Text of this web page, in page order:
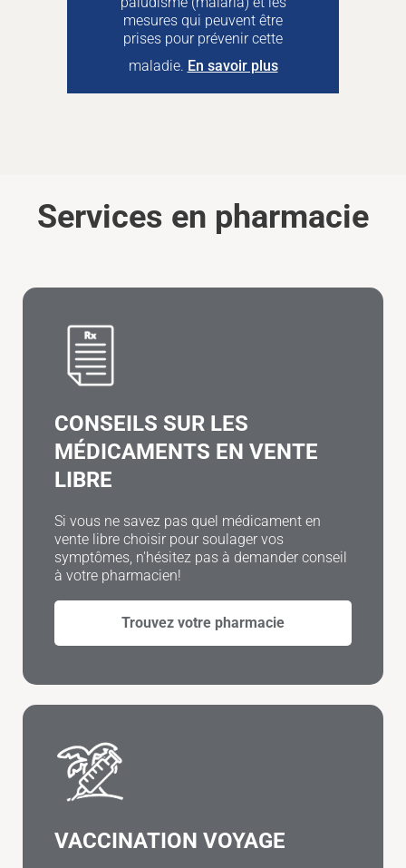
mesures qui peuvent être
prises pour prévenir cette
maladie. En savoir plus
Services en pharmacie
CONSEILS SUR LES
MÉDICAMENTS EN VENTE
LIBRE
Si vous ne savez pas quel médicament en
vente libre choisir pour soulager vos
symptômes, n'hésitez pas à demander conseil
à votre pharmacien!
Trouvez votre pharmacie
VACCINATION VOYAGE